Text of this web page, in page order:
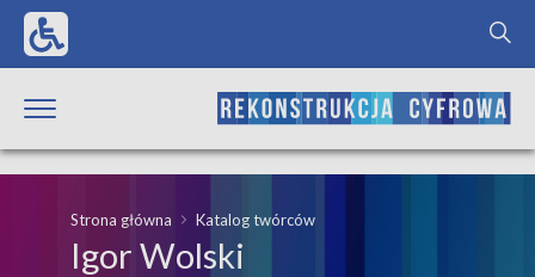
Strona główna Katalog twórców
Igor Wolski